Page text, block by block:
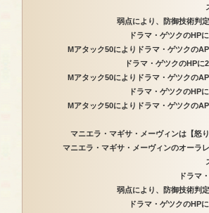
弱点により、防御技術判
ドラマ・ゲツクのHP
Mアタック50によりドラマ・ゲツクの
ドラマ・ゲツクのHPに
Mアタック50によりドラマ・ゲツクの
ドラマ・ゲツクのHP
Mアタック50によりドラマ・ゲツクの
マニエラ・マギサ・メーヴィンは【怒
マニエラ・マギサ・メーヴィンのオーラ
ドラマ
弱点により、防御技術判
ドラマ・ゲツクのHP